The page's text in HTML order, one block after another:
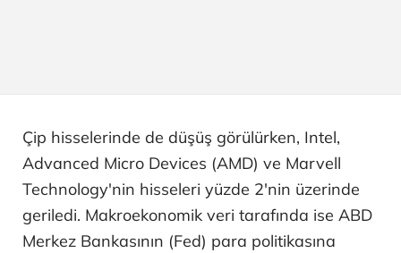
Çip hisselerinde de düşüş görülürken, Intel,
Advanced Micro Devices (AMD) ve Marvell
Technology'nin hisseleri yüzde 2'nin üzerinde
geriledi. Makroekonomik veri tarafında ise ABD
Merkez Bankasının (Fed) para politikasına